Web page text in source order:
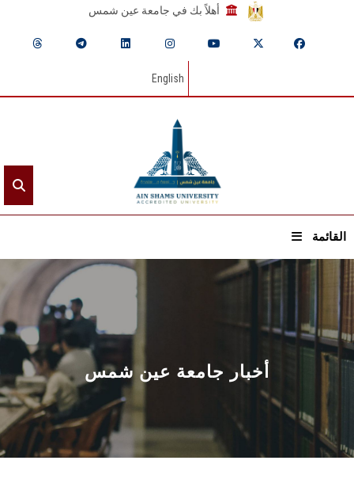
أهلاً بك في جامعة عين شمس
English
القائمة
الرئيسيـة
عن الجامعة
القطاعـات
الشئون الأكاديمية
البحث العلمي
أخبار جامعة عين شمس